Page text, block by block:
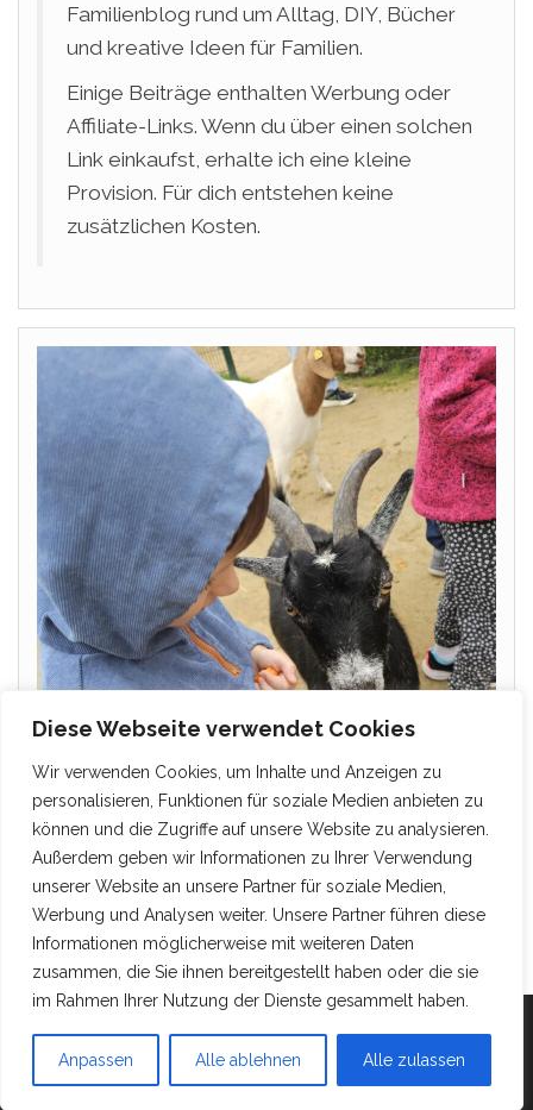
Diese Webseite verwendet Cookies
Wir verwenden Cookies, um Inhalte und Anzeigen zu
personalisieren, Funktionen für soziale Medien anbieten zu
können und die Zugriffe auf unsere Website zu analysieren.
Außerdem geben wir Informationen zu Ihrer Verwendung
unserer Website an unsere Partner für soziale Medien,
Werbung und Analysen weiter. Unsere Partner führen diese
Informationen möglicherweise mit weiteren Daten
zusammen, die Sie ihnen bereitgestellt haben oder die sie
im Rahmen Ihrer Nutzung der Dienste gesammelt haben.
Anpassen Alle ablehnen Alle zulassen
Familienblog rund um Alltag, DIY, Bücher
und kreative Ideen für Familien.
Einige Beiträge enthalten Werbung oder
Affiliate-Links. Wenn du über einen solchen
Link einkaufst, erhalte ich eine kleine
Provision. Für dich entstehen keine
zusätzlichen Kosten.
Mit Stolz präsentiert vonWordPress |Theme:Head
Blog